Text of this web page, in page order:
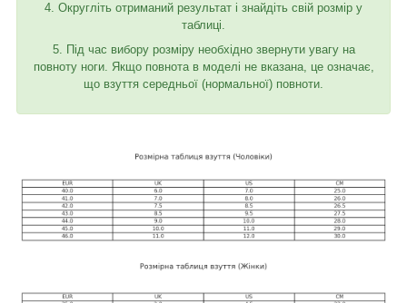
4. Округліть отриманий результат і знайдіть свій розмір у
таблиці.
5. Під час вибору розміру необхідно звернути увагу на
повноту ноги. Якщо повнота в моделі не вказана, це означає,
що взуття середньої (нормальної) повноти.